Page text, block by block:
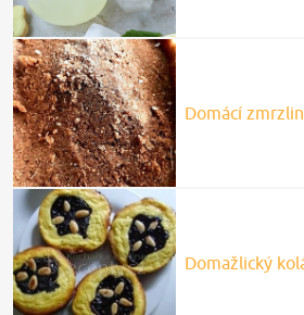
Domácí
Domažlický